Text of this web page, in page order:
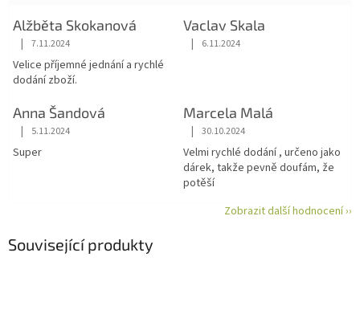
Alžběta Skokanová
Hodnocení obchodu je 5 z 5 hvězdiček.
| 7.11.2024
Velice příjemné jednání a rychlé
dodání zboží.
Vaclav Skala
Hodnocení obchodu je 5 z 5
| 6.11.2024
Anna Šandová
Hodnocení obchodu je 5 z 5 hvězdiček.
| 5.11.2024
Super
Marcela Malá
Hodnocení obchodu je 5 z 5
| 30.10.2024
Velmi rychlé dodání , určeno jako
dárek, takže pevně doufám, že
potěší
Zobrazit další hodnocení ››
Související produkty